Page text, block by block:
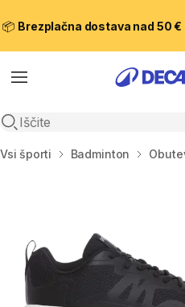
📦 Brezplačna dostava nad 50 €
Meni
Odpri iskanje
Domov
Vsi športi Badminton